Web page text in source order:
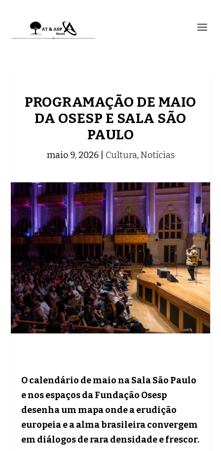
PROGRAMAÇÃO DE MAIO
DA OSESP E SALA SÃO
PAULO
maio 9, 2026| Cultura,Notícias
O calendário de maio na Sala São Paulo
e nos espaços da Fundação Osesp
desenha um mapa onde a erudição
europeia e a alma brasileira convergem
em diálogos de rara densidade e frescor.